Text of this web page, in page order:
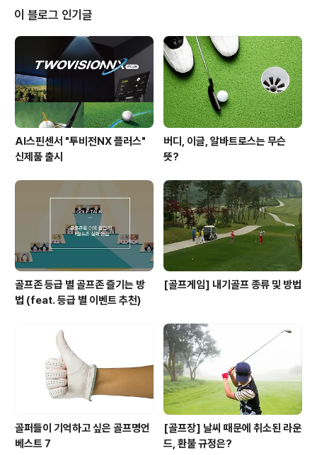
때 집중력을 빼놓고 이야기 할 수는 없습니다. 골프가 집중
력의 스포츠라면 퍼팅은 그 집중력이 극에 달한 순간이라
고나 할까요? ^^ 퍼팅라인을 읽는 것에서부터 숏 퍼팅과 롱
퍼팅에 따른 힘 조절까지, 퍼팅의 과정은 처음부터 끝까지
얼마만큼 집중을 하느냐의 싸움입니다. 따라서 퍼팅을 잘
하기 위해서는 평소에도 집중력을 ..
이 블로그 인기글
AI스핀센서 "투비전NX 플러스"
신제품 출시
버디, 이글, 알바트로스는 무슨
뜻?
골프존 등급 별 골프존 즐기는 방
법 (feat. 등급 별 이벤트 추천)
[골프게임] 내기골프 종류 및 방법
골퍼들이 기억하고 싶은 골프명언
베스트 7
[골프장] 날씨 때문에 취소된 라운
드, 환불 규정은?